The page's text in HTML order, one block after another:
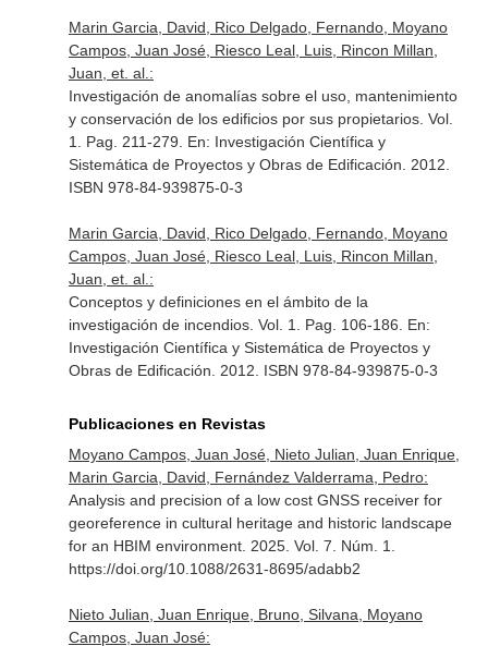
Marin Garcia, David, Rico Delgado, Fernando, Moyano
Campos, Juan José, Riesco Leal, Luis, Rincon Millan,
Juan, et. al.:
Investigación de anomalías sobre el uso, mantenimiento
y conservación de los edificios por sus propietarios. Vol.
1. Pag. 211-279. En: Investigación Científica y
Sistemática de Proyectos y Obras de Edificación . 2012.
ISBN 978-84-939875-0-3
Marin Garcia, David, Rico Delgado, Fernando, Moyano
Campos, Juan José, Riesco Leal, Luis, Rincon Millan,
Juan, et. al.:
Conceptos y definiciones en el ámbito de la
investigación de incendios. Vol. 1. Pag. 106-186. En:
Investigación Científica y Sistemática de Proyectos y
Obras de Edificación . 2012. ISBN 978-84-939875-0-3
Publicaciones en Revistas
Moyano Campos, Juan José, Nieto Julian, Juan Enrique,
Marin Garcia, David, Fernández Valderrama, Pedro:
Analysis and precision of a low cost GNSS receiver for
georeference in cultural heritage and historic landscape
for an HBIM environment. 2025. Vol. 7. Núm. 1.
https://doi.org/10.1088/2631-8695/adabb2
Nieto Julian, Juan Enrique, Bruno, Silvana, Moyano
Campos, Juan José: